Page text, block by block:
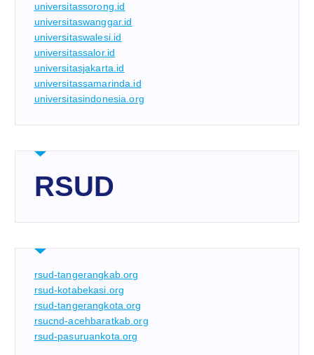
universitassorong.id
universitaswanggar.id
universitaswalesi.id
universitassalor.id
universitasjakarta.id
universitassamarinda.id
universitasindonesia.org
RSUD
rsud-tangerangkab.org
rsud-kotabekasi.org
rsud-tangerangkota.org
rsucnd-acehbaratkab.org
rsud-pasuruankota.org